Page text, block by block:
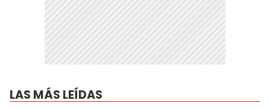
LAS MÁS LEÍDAS